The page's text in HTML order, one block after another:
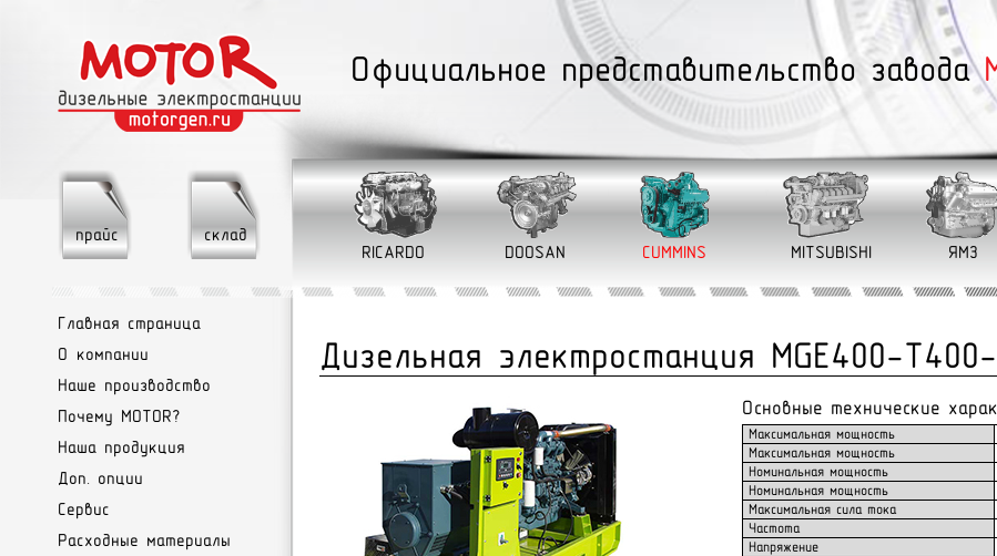
Официальное представительство завода
прайс склад
Главная страница
О компании
Наше производство
Почему MOTOR?
Наша продукция
Доп. опции
Сервис
Расходные материалы
RICARDO DOOSAN CUMMINS MITSUBISHI ЯМЗ
Дизельная электростанция MGE400-Т400-
Основные технические
Максимальная мощность
Максимальная мощность
Номинальная мощность
Номинальная мощность
Максимальная сила тока
Частота
Напряжение